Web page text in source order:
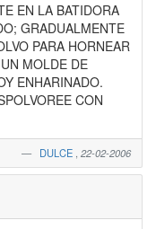
EN LA BATIDORA
GRADUALMENTE
PARA HORNEAR
MOLDE DE
ENHARINADO.
CON
DULCE 22-02-2006